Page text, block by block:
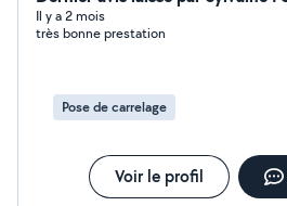
Il y a 2 mois
très bonne prestation
Pose de carrelage
Voir le profil